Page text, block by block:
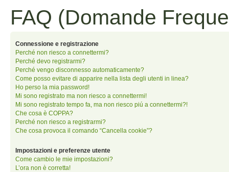
FAQ (Domande
Connessione e registrazione
Perché non riesco a connettermi?
Perché devo registrarmi?
Perché vengo disconnesso automaticamente?
Come posso evitare di apparire nella lista degli utenti in linea?
Ho perso la mia password!
Mi sono registrato ma non riesco a connettermi!
Mi sono registrato tempo fa, ma non riesco piú a connettermi?!
Che cosa è COPPA?
Perché non riesco a registrarmi?
Che cosa provoca il comando “Cancella cookie”?
Impostazioni e preferenze utente
Come cambio le mie impostazioni?
L’ora non è corretta!